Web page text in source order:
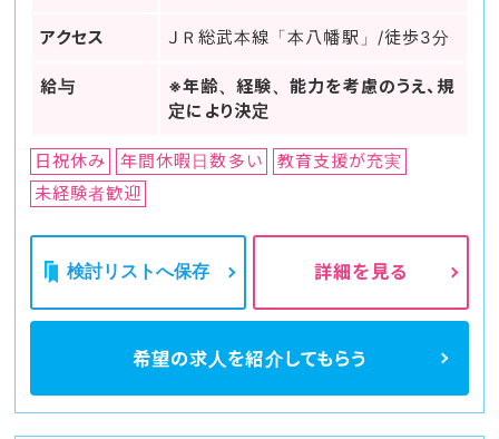
アクセス ＪＲ総武本線「本八幡駅」/徒歩3分
給与
※年齢、経験、能力を考慮のうえ、規
定により決定
日祝休み 年間休暇日数多い
教育支援が充実
未経験者歓迎
検討リストへ保存 詳細を見る
希望の求人を紹介してもらう